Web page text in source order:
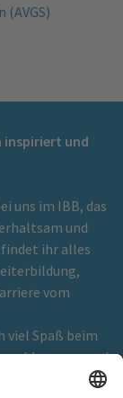
inspiriert und
uns im IBB, das
und
ihr alles
vom
viel Spaß beim
Anregungen!